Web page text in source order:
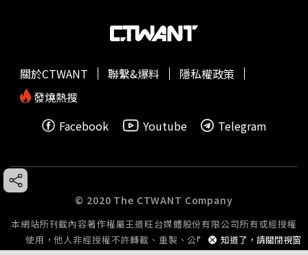
知道了，請關閉視窗
關於CTWANT 聯繫&爆料
隱私權政策
發燒熱搜
Facebook
Youtube Telegram
© 2020 The CTWANT Company
本網站所刊載內容著作權屬王道旺台媒體股份有限公司所有或經授權
使用，他人非經授權不許轉載、重製、公開播送或公開傳輸。